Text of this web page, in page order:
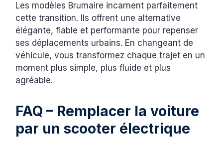
Les modèles Brumaire incarnent parfaitement
cette transition. Ils offrent une alternative
élégante, fiable et performante pour repenser
ses déplacements urbains. En changeant de
véhicule, vous transformez chaque trajet en un
moment plus simple, plus fluide et plus
agréable.
FAQ – Remplacer la voiture
par un scooter électrique